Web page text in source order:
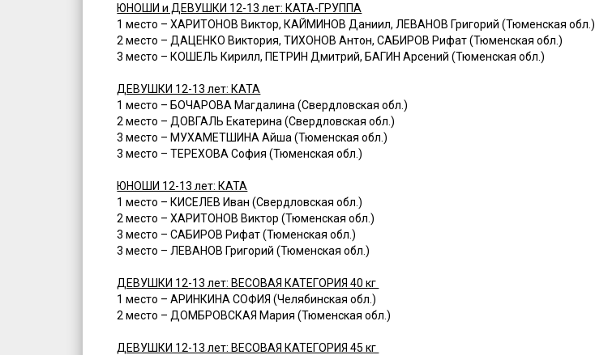
ЮНОШИ и ДЕВУШКИ 12-13 лет: КАТА-ГРУППА
1 место – ХАРИТОНОВ Виктор, КАЙМИНОВ Даниил, ЛЕВАНОВ Григорий (Тюменская обл.)
2 место – ДАЦЕНКО Виктория, ТИХОНОВ Антон, САБИРОВ Рифат (Тюменская обл.)
3 место – КОШЕЛЬ Кирилл, ПЕТРИН Дмитрий, БАГИН Арсений (Тюменская обл.)
ДЕВУШКИ 12-13 лет: КАТА
1 место – БОЧАРОВА Магдалина (Свердловская обл.)
2 место – ДОВГАЛЬ Екатерина (Свердловская обл.)
3 место – МУХАМЕТШИНА Айша (Тюменская обл.)
3 место – ТЕРЕХОВА София (Тюменская обл.)
ЮНОШИ 12-13 лет: КАТА
1 место – КИСЕЛЕВ Иван (Свердловская обл.)
2 место – ХАРИТОНОВ Виктор (Тюменская обл.)
3 место – САБИРОВ Рифат (Тюменская обл.)
3 место – ЛЕВАНОВ Григорий (Тюменская обл.)
ДЕВУШКИ 12-13 лет: ВЕСОВАЯ КАТЕГОРИЯ 40 кг
1 место – АРИНКИНА СОФИЯ (Челябинская обл.)
2 место – ДОМБРОВСКАЯ Мария (Тюменская обл.)
ДЕВУШКИ 12-13 лет: ВЕСОВАЯ КАТЕГОРИЯ 45 кг